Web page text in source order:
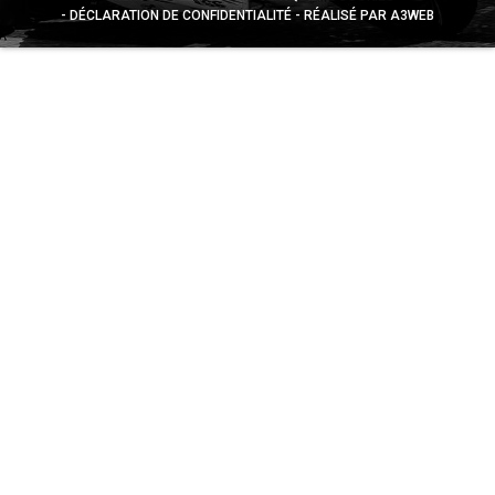
DÉCLARATION DE CONFIDENTIALITÉ
RÉALISÉ PAR A3WEB